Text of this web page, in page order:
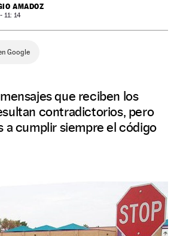
AMADOZ
11: 14
Google
que reciben los
contradictorios, pero
a cumplir siempre el código